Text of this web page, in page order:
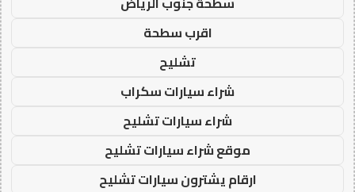
اقرب سطحة
تشليح
شراء سيارات سكراب
شراء سيارات تشليح
موقع شراء سيارات تشليح
ارقام يشترون سيارات تشليح